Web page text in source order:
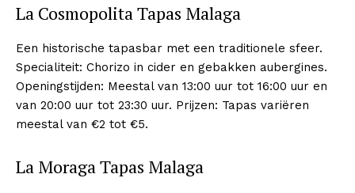
La Cosmopolita Tapas Malaga
Een historische tapasbar met een traditionele sfeer.
Specialiteit: Chorizo in cider en gebakken aubergines.
Openingstijden: Meestal van 13:00 uur tot 16:00 uur en
van 20:00 uur tot 23:30 uur. Prijzen: Tapas variëren
meestal van €2 tot €5.
La Moraga Tapas Malaga